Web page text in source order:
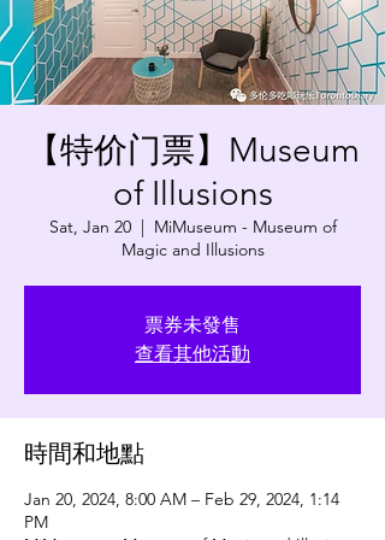
【特价门票】Museum
of Illusions
Sat, Jan 20
  |
MiMuseum - Museum of
Magic and Illusions
票券未發售
查看其他活動
時間和地點
Jan 20, 2024, 8:00 AM – Feb 29, 2024, 1:14
PM